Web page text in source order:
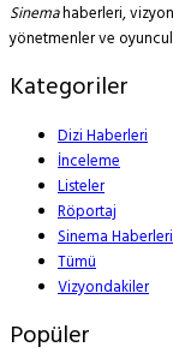
Sinemahaberleri,
yönetmenler ve
Kategoriler
Dizi Haberleri
İnceleme
Listeler
Röportaj
Sinema Haberleri
Tümü
Vizyondakiler
Popüler